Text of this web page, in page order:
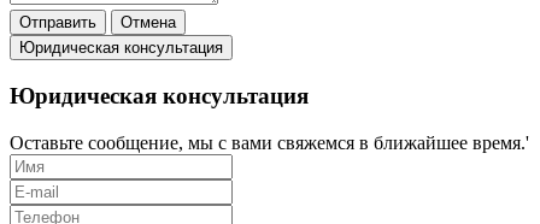
Отправить
Отмена
Юридическая консультация
Юридическая консультация
Оставьте сообщение, мы с вами свяжемся в ближайшее время.'